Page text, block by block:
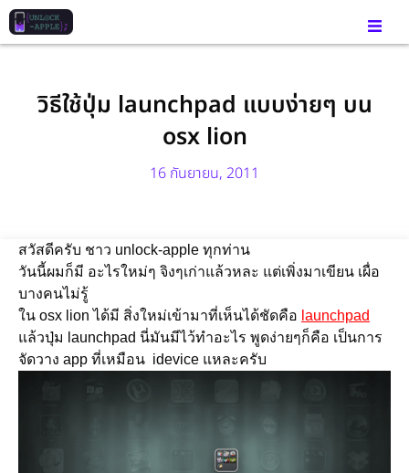
วิธีใช้ปุ่ม launchpad แบบง่ายๆ บน
osx lion
16 กันยายน, 2011
สวัสดีครับ ชาว unlock-apple ทุกท่าน
วันนี้ผมก็มี อะไรใหม่ๆ จิงๆเก่าแล้วหละ แต่เพิ่งมาเขียน เผื่อ
บางคนไม่รู้
ใน osx lion ได้มี สิ่งใหม่เข้ามาที่เห็นได้ชัดคือ launchpad
แล้วปุ่ม launchpad นี่มันมีไว้ทำอะไร พูดง่ายๆก็คือ เป็นการ
จัดวาง app ที่เหมือน idevice แหละครับ